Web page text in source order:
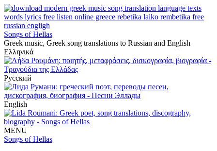
Songs of Hellas
Greek music, Greek song translations to Russian and English
Ελληνικά
Русский
English
MENU
Songs of Hellas